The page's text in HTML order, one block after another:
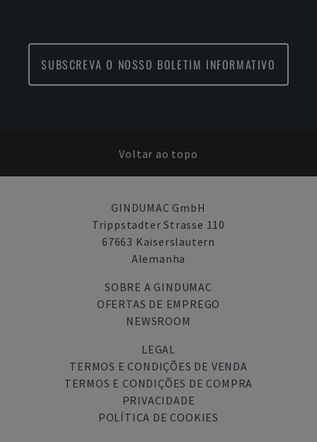
SUBSCREVA O NOSSO BOLETIM INFORMATIVO
Voltar ao topo
GINDUMAC GmbH
Trippstadter Strasse 110
67663 Kaiserslautern
Alemanha
SOBRE A GINDUMAC
OFERTAS DE EMPREGO
NEWSROOM
LEGAL
TERMOS E CONDIÇÕES DE VENDA
TERMOS E CONDIÇÕES DE COMPRA
PRIVACIDADE
POLÍTICA DE COOKIES